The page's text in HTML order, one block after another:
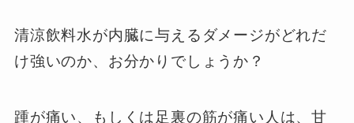
清涼飲料水が内臓に与えるダメージがどれだ
け強いのか、お分かりでしょうか？
踵が痛い、もしくは足裏の筋が痛い人は、甘